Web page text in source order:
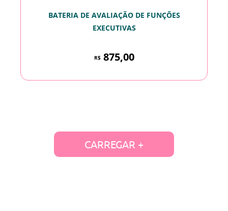
BATERIA DE AVALIAÇÃO DE FUNÇÕES
EXECUTIVAS
R$875,00
CARREGAR +